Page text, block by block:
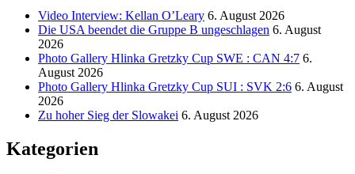
Video Interview: Kellan O’Leary 6. August 2026
Die USA beendet die Gruppe B ungeschlagen 6. August
2026
Photo Gallery Hlinka Gretzky Cup SWE : CAN 4:7 6.
August 2026
Photo Gallery Hlinka Gretzky Cup SUI : SVK 2:6 6. August
2026
Zu hoher Sieg der Slowakei 6. August 2026
Kategorien